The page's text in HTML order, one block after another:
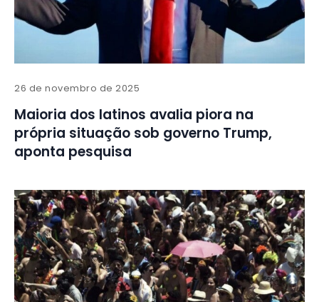
26 de novembro de 2025
Maioria dos latinos avalia piora na
própria situação sob governo Trump,
aponta pesquisa